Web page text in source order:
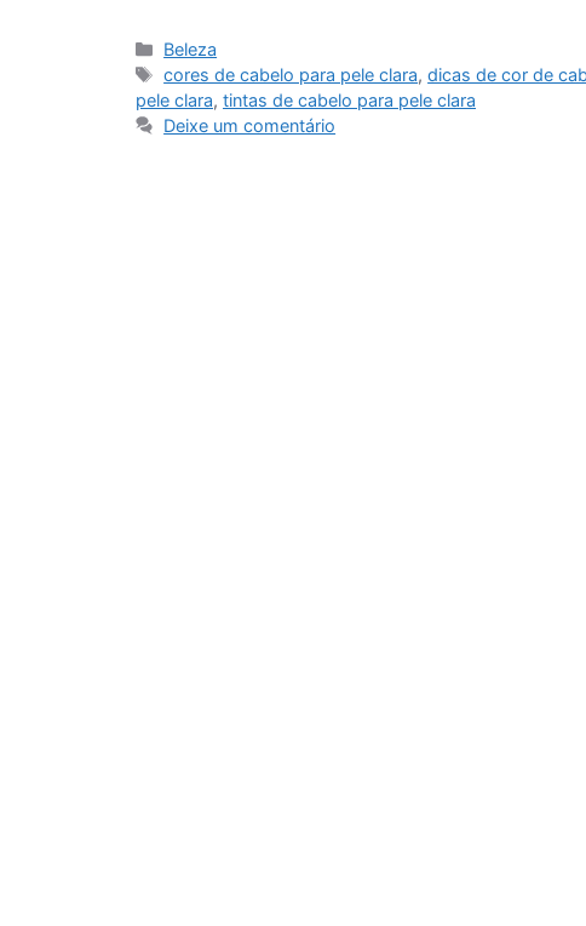
Categorias
Beleza
Tags
cores de cabelo para pele clara,dicas de cor de
pele clara, tintas de cabelo para pele clara
Deixe um comentário